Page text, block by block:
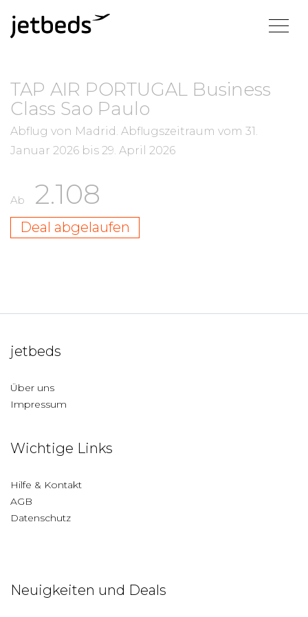
TAP AIR PORTUGAL Business
Class Sao Paulo
Abflug von Madrid. Abflugszeitraum vom 31.
Januar 2026 bis 29. April 2026
Ab 2.108
Deal abgelaufen
jetbeds
Über uns
Impressum
Wichtige Links
Hilfe & Kontakt
AGB
Datenschutz
Neuigkeiten und Deals